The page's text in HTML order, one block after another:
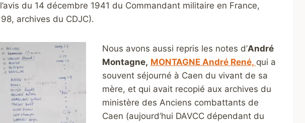
du 14 décembre 1941 du Commandant militaire en France,
archives du CDJC).
Nous avons aussi repris les notes d’André
Montagne, MONTAGNE André René, qui a
souvent séjourné à Caen du vivant de sa
mère, et qui avait recopié aux archives du
ministère des Anciens combattants de
Caen (aujourd’hui DAVCC dépendant du